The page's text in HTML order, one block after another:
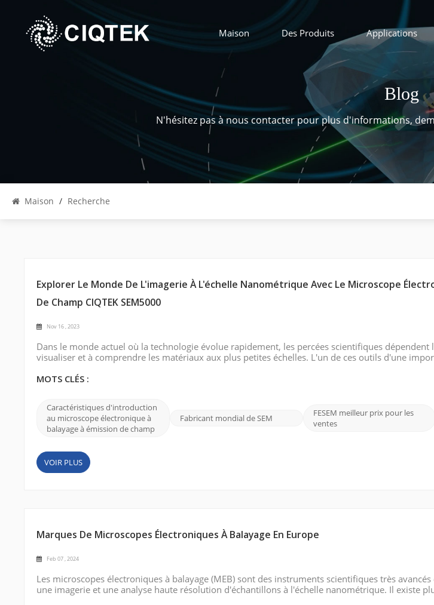
Maison Des Produits Applications
Blog
N'hésitez pas à nous contacter pour plus d'informations,
Maison / Recherche
Explorer Le Monde De L'imagerie À L'échelle Nanométrique Avec Le Microscope
De Champ CIQTEK SEM5000
Nov 16 , 2023
Dans le monde actuel où la technologie évolue rapidement, les percées scientifiques dépendent
visualiser et à comprendre les matériaux aux plus petites échelles. L'un de ces outils d'une
d'imagerie supérieures et sa polyva...
MOTS CLÉS :
Caractéristiques d'introduction
au microscope électronique à
balayage à émission de champ
Fabricant mondial de SEM
FESEM meilleur prix pour les
ventes
VOIR PLUS
Marques De Microscopes Électroniques À Balayage En Europe
Feb 07 , 2024
Les microscopes électroniques à balayage (MEB) sont des instruments scientifiques très
une imagerie et une analyse haute résolution d'échantillons à l'échelle nanométrique. Il existe